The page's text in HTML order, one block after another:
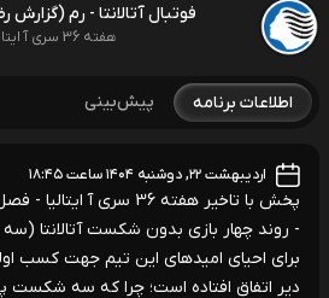
فوتبال آتالانتا - رم
هفته 36 سری آ ایتالیا
اطلاعات برنامه پیش‌بینی
اردیبهشت ۲۲, دوشنبه ۱۴۰۴ ساعت ۱۸:۴۵
پخش با تاخیر هفته 36 سری آ ایتالیا - فصل 25-2024
- روند چهار بازی بدون شکست آتالانتا
برای احیای امیدهای این تیم جهت کسب
دیر اتفاق افتاده است؛ چرا که سه شکست